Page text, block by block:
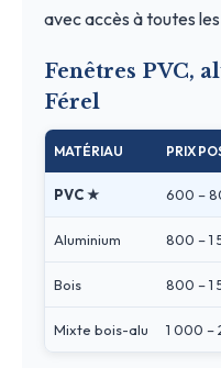
avec accès à toutes
Fenêtres PVC,
Férel
MATÉRIAU PRIX
PVC ★ 600 –
Aluminium 800 – 1
Bois 800 – 1
Mixte bois-alu 1 000 –